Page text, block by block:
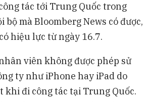
tác tới Trung Quốc trong
mà Bloomberg News có được,
hiệu lực từ ngày 16.7.
viên không được phép sử
ty như iPhone hay iPad do
khi đi công tác tại Trung Quốc.